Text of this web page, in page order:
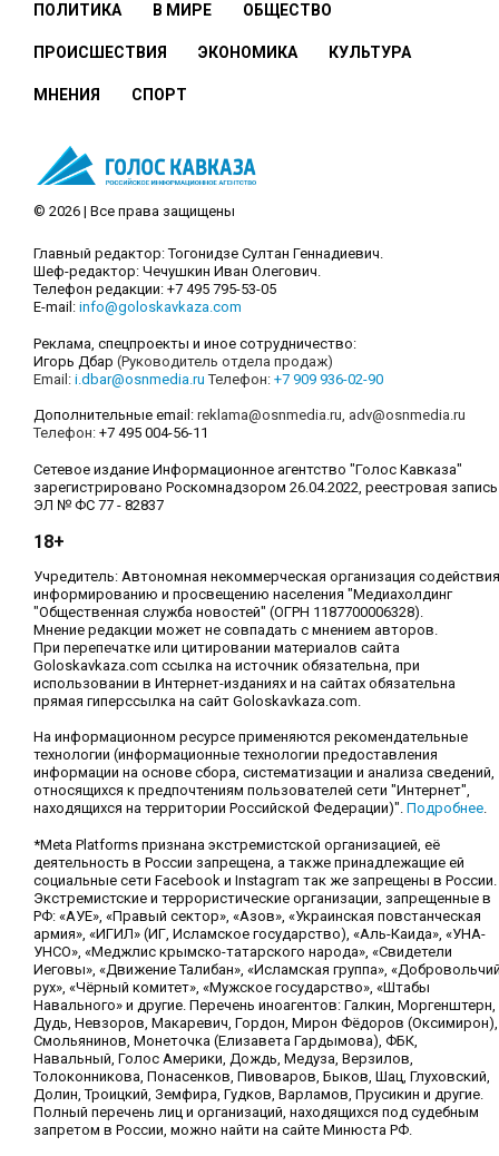
ПОЛИТИКА В МИРЕ ОБЩЕСТВО
ПРОИСШЕСТВИЯ ЭКОНОМИКА КУЛЬТУРА
МНЕНИЯ СПОРТ
© 2026 | Все права защищены
Главный редактор: Тогонидзе Султан Геннадиевич.
Шеф-редактор: Чечушкин Иван Олегович.
Телефон редакции: +7 495 795-53-05
E-mail: info@goloskavkaza.com
Реклама, спецпроекты и иное сотрудничество:
Игорь Дбар (Руководитель отдела продаж)
Email: i.dbar@osnmedia.ru Телефон: +7 909 936-02-90
Дополнительные email: reklama@osnmedia.ru, adv@osnmedia.ru
Телефон: +7 495 004-56-11
Сетевое издание Информационное агентство "Голос Кавказа"
зарегистрировано Роскомнадзором 26.04.2022, реестровая запись
ЭЛ № ФС 77 - 82837
18+
Учредитель: Автономная некоммерческая организация содействия
информированию и просвещению населения "Медиахолдинг
"Общественная служба новостей" (ОГРН 1187700006328).
Мнение редакции может не совпадать с мнением авторов.
При перепечатке или цитировании материалов сайта
Goloskavkaza.com ссылка на источник обязательна, при
использовании в Интернет-изданиях и на сайтах обязательна
прямая гиперссылка на сайт Goloskavkaza.com.
На информационном ресурсе применяются рекомендательные
технологии (информационные технологии предоставления
информации на основе сбора, систематизации и анализа сведений,
относящихся к предпочтениям пользователей сети "Интернет",
находящихся на территории Российской Федерации)". Подробнее.
*Meta Platforms признана экстремистской организацией, её
деятельность в России запрещена, а также принадлежащие ей
социальные сети Facebook и Instagram так же запрещены в России.
Экстремистские и террористические организации, запрещенные в
РФ: «АУЕ», «Правый сектор», «Азов», «Украинская повстанческая
армия», «ИГИЛ» (ИГ, Исламское государство), «Аль-Каида», «УНА-
УНСО», «Меджлис крымско-татарского народа», «Свидетели
Иеговы», «Движение Талибан», «Исламская группа»,
рух», «Чёрный комитет», «Мужское государство», «Штабы
Навального» и другие. Перечень иноагентов: Галкин, Моргенштерн,
Дудь, Невзоров, Макаревич, Гордон, Мирон Фёдоров (Оксимирон),
Смольянинов, Монеточка (Елизавета Гардымова), ФБК,
Навальный, Голос Америки, Дождь, Медуза, Верзилов,
Толоконникова, Понасенков, Пивоваров, Быков, Шац, Глуховский,
Долин, Троицкий, Земфира, Гудков, Варламов, Прусикин и другие.
Полный перечень лиц и организаций, находящихся под судебным
запретом в России, можно найти на сайте Минюста РФ.